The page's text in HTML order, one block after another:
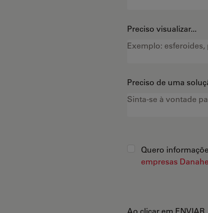
Preciso visualizar...
Preciso de uma
Quero
empresas
Ao clicar em